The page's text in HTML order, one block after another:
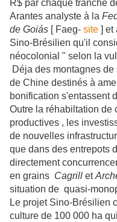
R$ par chaque tranche
Arantes analyste à la
de Goiás [ Faeg- site ] et
Sino-Brésilien qu'il
néocolonial " selon la
Déja des montagnes
de Chine destinés à
bonification s'entassent
Outre la réhabiltation de
productives , les
de nouvelles
que dans des entrepots
directement
en grains Cagrill et
situation de quasi-
Le projet Sino-Brésilien
culture de 100 000 ha